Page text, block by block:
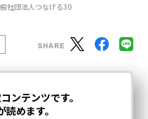
社団法人つなげる30